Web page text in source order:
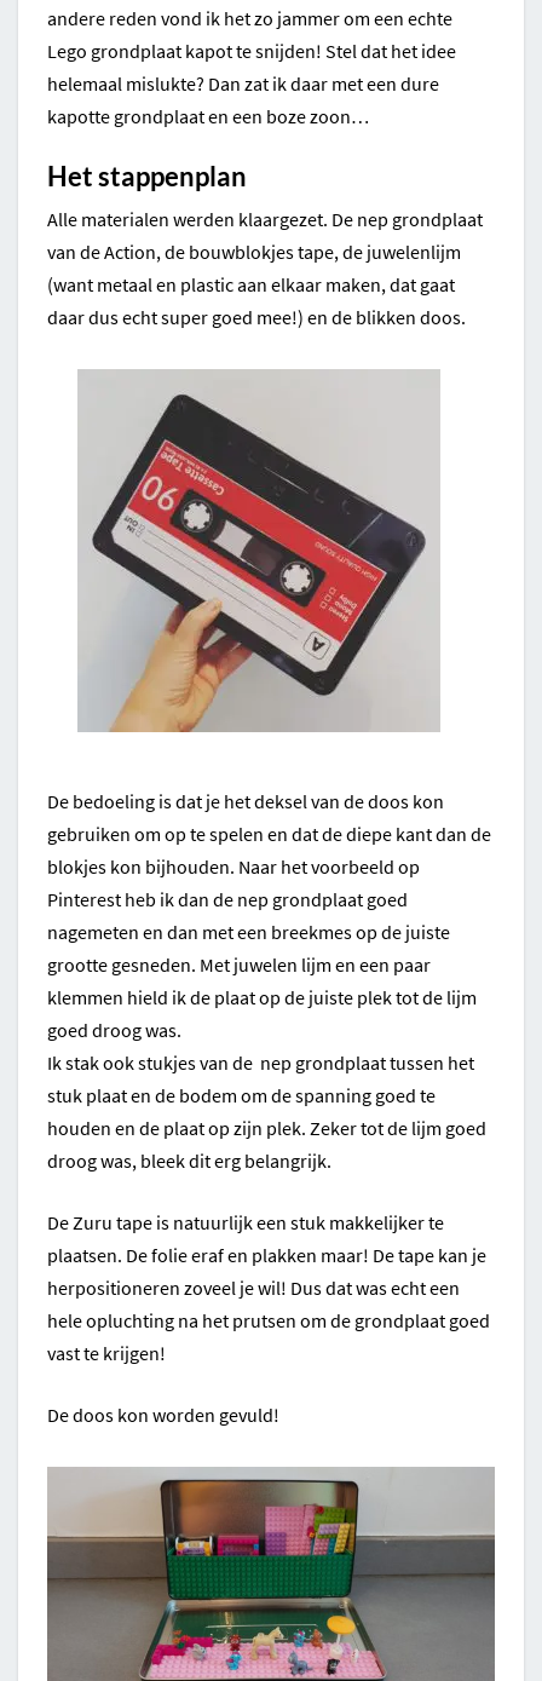
andere reden vond ik het zo jammer om een echte
Lego grondplaat kapot te snijden! Stel dat het idee
helemaal mislukte? Dan zat ik daar met een dure
kapotte grondplaat en een boze zoon…
Het stappenplan
Alle materialen werden klaargezet. De nep grondplaat
van de Action, de bouwblokjes tape, de juwelenlijm
(want metaal en plastic aan elkaar maken, dat gaat
daar dus echt super goed mee!) en de blikken doos.
De bedoeling is dat je het deksel van de doos kon
gebruiken om op te spelen en dat de diepe kant dan de
blokjes kon bijhouden. Naar het voorbeeld op
Pinterest heb ik dan de nep grondplaat goed
nagemeten en dan met een breekmes op de juiste
grootte gesneden. Met juwelen lijm en een paar
klemmen hield ik de plaat op de juiste plek tot de lijm
goed droog was.
Ik stak ook stukjes van de nep grondplaat tussen het
stuk plaat en de bodem om de spanning goed te
houden en de plaat op zijn plek. Zeker tot de lijm goed
droog was, bleek dit erg belangrijk.
De Zuru tape is natuurlijk een stuk makkelijker te
plaatsen. De folie eraf en plakken maar! De tape kan je
herpositioneren zoveel je wil! Dus dat was echt een
hele opluchting na het prutsen om de grondplaat goed
vast te krijgen!
De doos kon worden gevuld!